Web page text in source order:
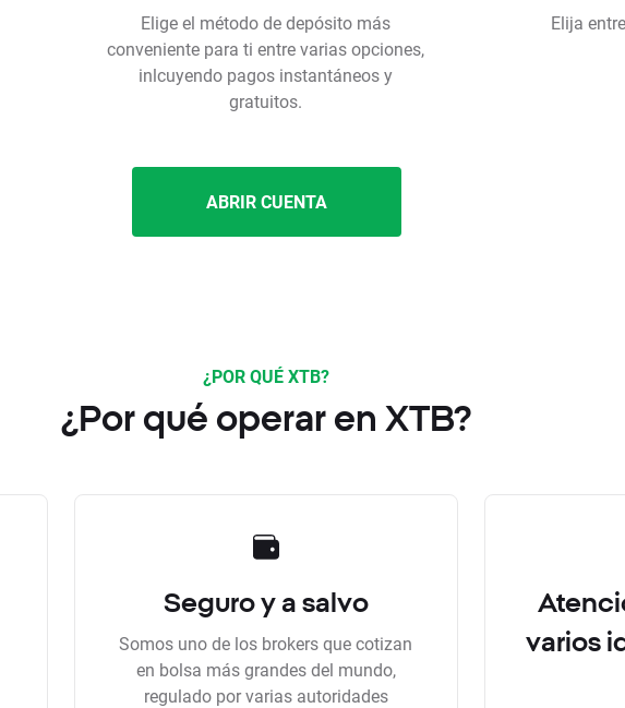
Elige el método de depósito más
conveniente para ti entre varias opciones,
inlcuyendo pagos instantáneos y
gratuitos.
Elija
ABRIR CUENTA
¿POR QUÉ XTB?
¿Por qué operar en XTB?
Seguro y a salvo
Somos uno de los brokers que cotizan
en bolsa más grandes del mundo,
regulado por varias autoridades
varios